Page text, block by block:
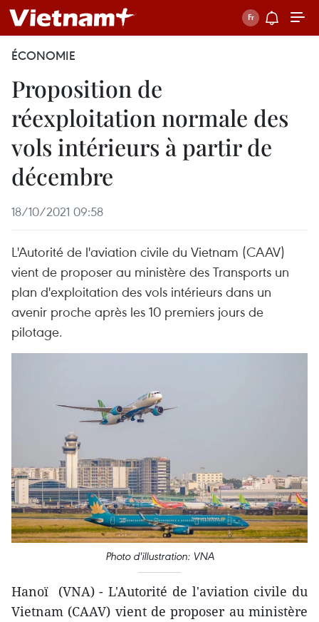
ÉCONOMIE
Proposition de
réexploitation normale des
vols intérieurs à partir de
décembre
18/10/2021 09:58
L'Autorité de l'aviation civile du Vietnam (CAAV)
vient de proposer au ministère des Transports un
plan d'exploitation des vols intérieurs dans un
avenir proche après les 10 premiers jours de
pilotage.
Photo d'illustration: VNA
Hanoï (VNA) - L'Autorité de l'aviation civile du
Vietnam (CAAV) vient de proposer au ministère